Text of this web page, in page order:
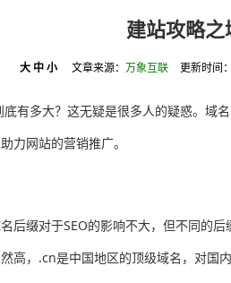
建站攻略
大 中 小 文章来源： 万象互联 更新时间：
有多大？这无疑是很多人的疑惑。域
力网站的营销推广。
后缀对于SEO的影响不大，但不同的
高，.cn是中国地区的顶级域名，对国